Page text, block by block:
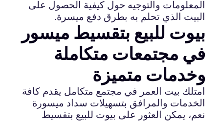
المعلومات والتوجيه حول كيفية الحصول على
البيت الذي تحلم به بطرق دفع ميسرة.
بيوت للبيع بتقسيط ميسور
في مجتمعات متكاملة
وخدمات متميزة
امتلك بيت العمر في مجتمع متكامل يقدم كافة
الخدمات والمرافق بتسهيلات سداد ميسورة
نعم، يمكن العثور على بيوت للبيع بتقسيط